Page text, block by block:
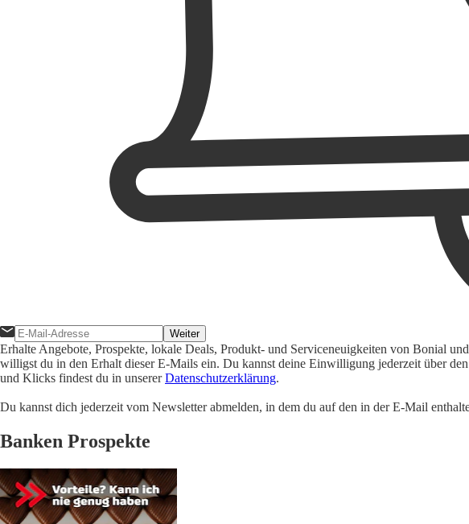
Weiter
Erhalte Angebote, Prospekte, lokale Deals, Produkt- und Serviceneuigkeiten von Bonial
willigst du in den Erhalt dieser E-Mails ein. Du kannst deine Einwilligung jederzeit über
und Klicks findest du in unsererDatenschutzerklärung.
Du kannst dich jederzeit vom Newsletter abmelden, in dem du auf den in der E-Mail
Banken Prospekte